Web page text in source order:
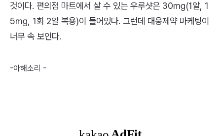
것이다. 편의점 마트에서 살 수 있는 우루샷은 30㎎(1알, 1
5㎎, 1회 2알 복용)이 들어있다. 그런데 대웅제약 마케팅이
너무 속 보인다.
-아해소리 -